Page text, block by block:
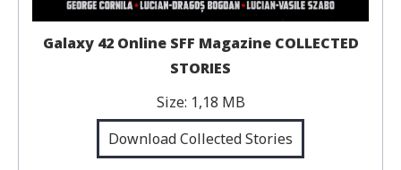
Galaxy 42 Online SFF Magazine COLLECTED
STORIES
Size: 1,18 MB
Download Collected Stories